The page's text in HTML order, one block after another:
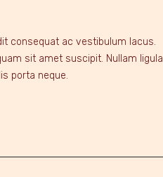
consequat ac vestibulum lacus.
sit amet suscipit. Nullam ligula
porta neque.